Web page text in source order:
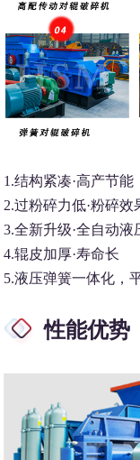
1.结构紧凑·高产节能
2.过粉碎力低·粉碎效
3.全新升级·全自动液
4.辊皮加厚·寿命长
5.液压弹簧一体化，
性能优势